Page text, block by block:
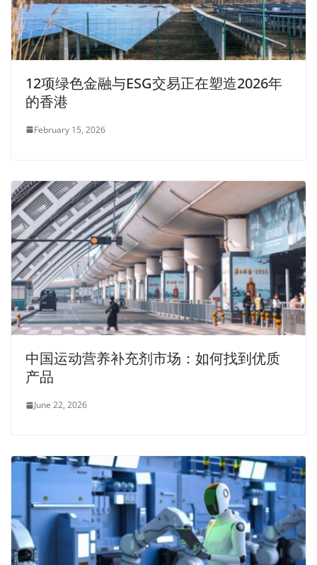
12项绿色金融与ESG交易正在塑造2026年
的香港
February 15, 2026
中国运动营养补充剂市场：如何找到优质
产品
June 22, 2026